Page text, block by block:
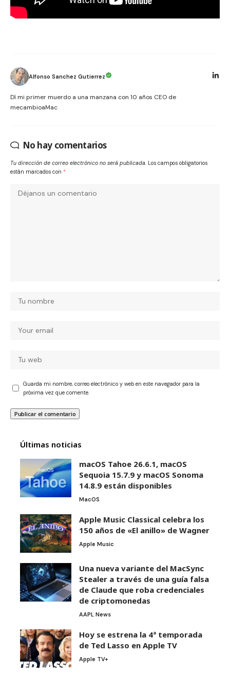
Alfonso Sanchez Gutierrez
Dí mi primer muerdo a una manzana con 10 años CEO de
mecambioaMac
No hay comentarios
Tu dirección de correo electrónico no será publicada. Los campos obligatorios
están marcados con *
Guarda mi nombre, correo electrónico y web en este navegador para la
próxima vez que comente.
Últimas noticias
macOS Tahoe 26.6.1, macOS
Sequoia 15.7.9 y macOS Sonoma
14.8.9 están disponibles
MacOS
Apple Music Classical celebra los
150 años de «El anillo» de Wagner
Apple Music
Una nueva variante del MacSync
Stealer a través de una guía falsa
de Claude que roba credenciales
de criptomonedas
AAPL News
Hoy se estrena la 4ª temporada
de Ted Lasso en Apple TV
Apple TV+